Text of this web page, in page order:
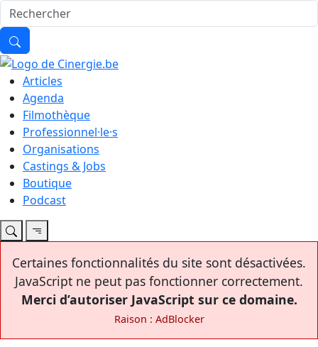
Articles
Agenda
Filmothèque
Professionnel·le·s
Organisations
Castings & Jobs
Boutique
Podcast
Certaines fonctionnalités du site sont désactivées.
JavaScript ne peut pas fonctionner correctement.
Merci d’autoriser JavaScript sur ce domaine.
Raison : AdBlocker